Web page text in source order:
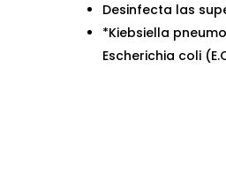
Desinfecta las
*Kiebsiella
Escherichia coli